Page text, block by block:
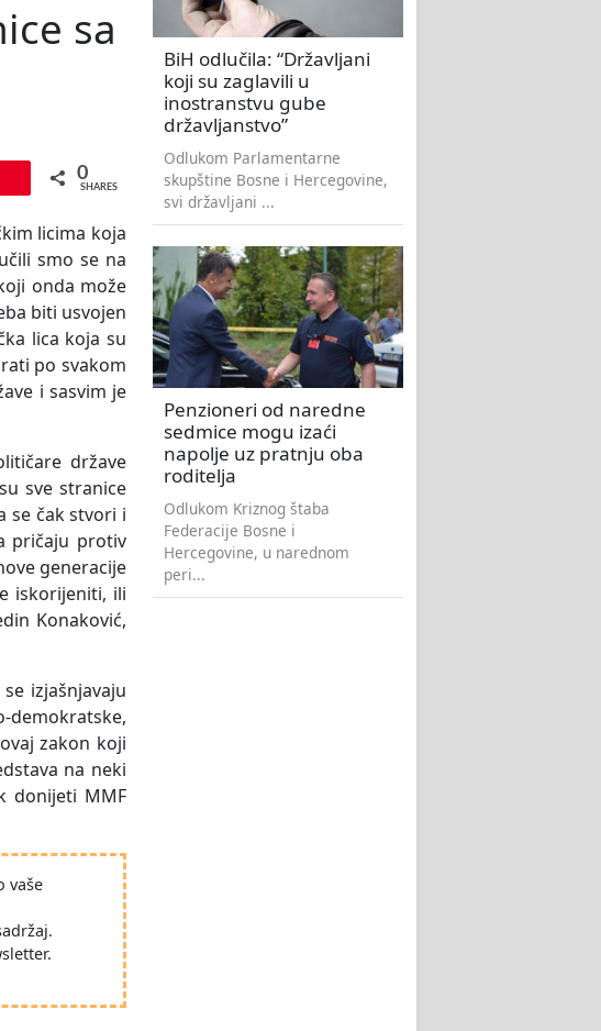
sa
0
SHARES
licima koja
smo se na
onda može
biti usvojen
lica koja su
po svakom
i sasvim je
države
sve stranice
se čak stvori i
pričaju protiv
generacije
iskorijeniti, ili
Konaković,
izjašnjavaju
zakon koji
na neki
donijeti MMF
vaše
BiH odlučila: “Državljani
koji su zaglavili u
inostranstvu gube
državljanstvo”
Odlukom Parlamentarne
skupštine Bosne i Hercegovine,
svi državljani ...
Penzioneri od naredne
sedmice mogu izaći
napolje uz pratnju oba
roditelja
Odlukom Kriznog štaba
Federacije Bosne i
Hercegovine, u narednom
peri...